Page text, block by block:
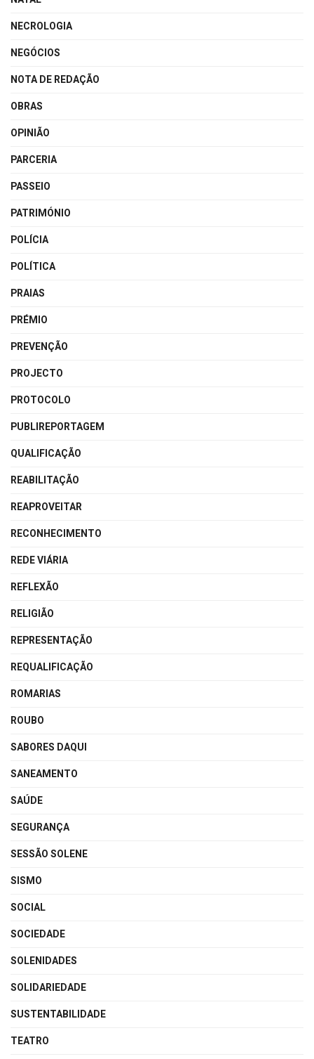
NECROLOGIA
NEGÓCIOS
NOTA DE REDAÇÃO
OBRAS
OPINIÃO
PARCERIA
PASSEIO
PATRIMÓNIO
POLÍCIA
POLÍTICA
PRAIAS
PRÉMIO
PREVENÇÃO
PROJECTO
PROTOCOLO
PUBLIREPORTAGEM
QUALIFICAÇÃO
REABILITAÇÃO
REAPROVEITAR
RECONHECIMENTO
REDE VIÁRIA
REFLEXÃO
RELIGIÃO
REPRESENTAÇÃO
REQUALIFICAÇÃO
ROMARIAS
ROUBO
SABORES DAQUI
SANEAMENTO
SAÚDE
SEGURANÇA
SESSÃO SOLENE
SISMO
SOCIAL
SOCIEDADE
SOLENIDADES
SOLIDARIEDADE
SUSTENTABILIDADE
TEATRO